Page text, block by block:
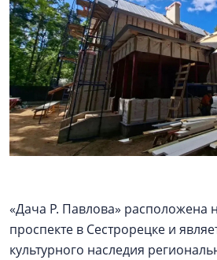
«Дача Р. Павлова» расположена
проспекте в Сестрорецке и
культурного наследия